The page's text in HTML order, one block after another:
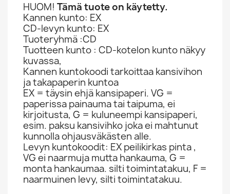
HUOM! Tämä tuote on käytetty.
Kannen kunto: EX
CD-levyn kunto: EX
Tuoteryhmä :CD
Tuotteen kunto : CD-kotelon kunto näkyy
kuvassa,
Kannen kuntokoodi tarkoittaa kansivihon
ja takapaperin kuntoa
EX = täysin ehjä kansipaperi. VG =
paperissa painauma tai taipuma, ei
kirjoitusta, G = kuluneempi kansipaperi,
esim. paksu kansivihko joka ei mahtunut
kunnolla ohjausväkästen alle.
Levyn kuntokoodit: EX peilikirkas pinta ,
VG ei naarmuja mutta hankauma, G =
monta hankaumaa. silti toimintatakuu, F =
naarmuinen levy, silti toimintatakuu.